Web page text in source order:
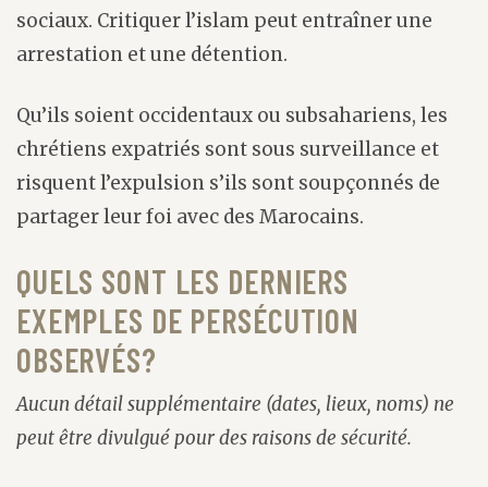
sociaux. Critiquer l’islam peut entraîner une
arrestation et une détention.
Qu’ils soient occidentaux ou subsahariens, les
chrétiens expatriés sont sous surveillance et
risquent l’expulsion s’ils sont soupçonnés de
partager leur foi avec des Marocains.
QUELS SONT LES DERNIERS
EXEMPLES DE PERSÉCUTION
OBSERVÉS?
Aucun détail supplémentaire (dates, lieux, noms) ne
peut être divulgué pour des raisons de sécurité.